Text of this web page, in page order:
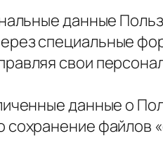
данные
специальные
свои
данные о
файлов